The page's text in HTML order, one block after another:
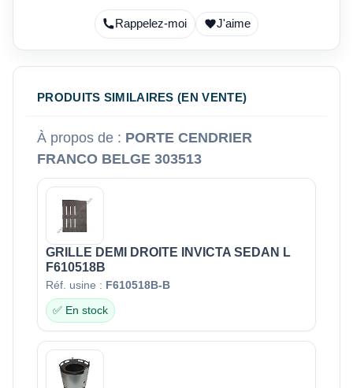
Rappelez-moi J'aime
PRODUITS SIMILAIRES (EN VENTE)
À propos de : PORTE CENDRIER
FRANCO BELGE 303513
GRILLE DEMI DROITE INVICTA SEDAN L
F610518B
Réf. usine : F610518B-B
✅ En stock